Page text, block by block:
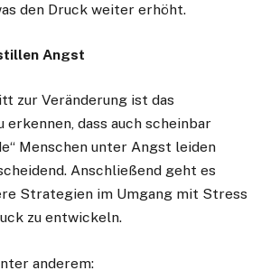
den Druck weiter erhöht.
Angst
zur Veränderung ist das
erkennen, dass auch scheinbar
Menschen unter Angst leiden
Anschließend geht es
Strategien im Umgang mit Stress
zu entwickeln.
anderem: